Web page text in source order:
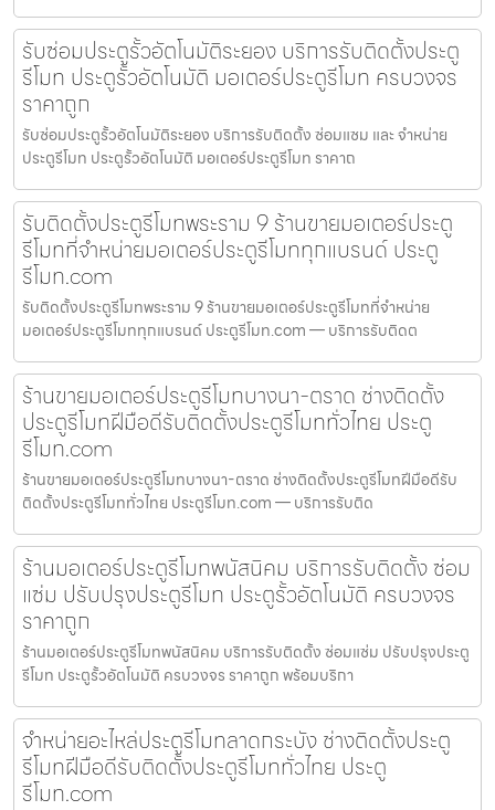
รับซ่อมประตูรั้วอัตโนมัติระยอง บริการรับติดตั้งประตู
รีโมท ประตูรั้วอัตโนมัติ มอเตอร์ประตูรีโมท ครบวงจร
ราคาถูก
รับซ่อมประตูรั้วอัตโนมัติระยอง บริการรับติดตั้ง ซ่อมแซม และ จำหน่าย
ประตูรีโมท ประตูรั้วอัตโนมัติ มอเตอร์ประตูรีโมท ราคาถ
รับติดตั้งประตูรีโมทพระราม 9 ร้านขายมอเตอร์ประตู
รีโมทที่จำหน่ายมอเตอร์ประตูรีโมททุกแบรนด์ ประตู
รีโมท.com
รับติดตั้งประตูรีโมทพระราม 9 ร้านขายมอเตอร์ประตูรีโมทที่จำหน่าย
มอเตอร์ประตูรีโมททุกแบรนด์ ประตูรีโมท.com — บริการรับติดต
ร้านขายมอเตอร์ประตูรีโมทบางนา-ตราด ช่างติดตั้ง
ประตูรีโมทฝีมือดีรับติดตั้งประตูรีโมททั่วไทย ประตู
รีโมท.com
ร้านขายมอเตอร์ประตูรีโมทบางนา-ตราด ช่างติดตั้งประตูรีโมทฝีมือดีรับ
ติดตั้งประตูรีโมททั่วไทย ประตูรีโมท.com — บริการรับติด
ร้านมอเตอร์ประตูรีโมทพนัสนิคม บริการรับติดตั้ง ซ่อม
แซ่ม ปรับปรุงประตูรีโมท ประตูรั้วอัตโนมัติ ครบวงจร
ราคาถูก
ร้านมอเตอร์ประตูรีโมทพนัสนิคม บริการรับติดตั้ง ซ่อมแซ่ม ปรับปรุงประตู
รีโมท ประตูรั้วอัตโนมัติ ครบวงจร ราคาถูก พร้อมบริกา
จำหน่ายอะไหล่ประตูรีโมทลาดกระบัง ช่างติดตั้งประตู
รีโมทฝีมือดีรับติดตั้งประตูรีโมททั่วไทย ประตู
รีโมท.com